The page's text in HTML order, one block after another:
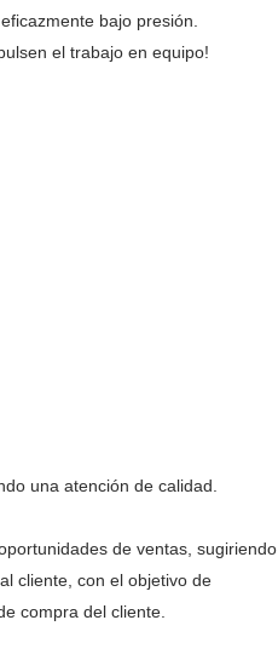
bajo presión.
el trabajo en equipo!
una atención de calidad.
de ventas, sugiriendo
cliente, con el objetivo de
compra del cliente.